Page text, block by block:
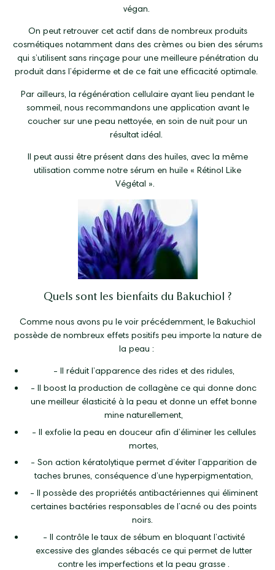
végan.
On peut retrouver cet actif dans de nombreux produits
cosmétiques notamment dans des crèmes ou bien des sérums
qui s’utilisent sans rinçage pour une meilleure pénétration du
produit dans l’épiderme et de ce fait une efficacité optimale.
Par ailleurs, la régénération cellulaire ayant lieu pendant le
sommeil, nous recommandons une application avant le
coucher sur une peau nettoyée, en soin de nuit pour un
résultat idéal.
Il peut aussi être présent dans des huiles, avec la même
utilisation comme notre sérum en huile « Rétinol Like
Végétal ».
Quels sont les bienfaits du Bakuchiol ?
Comme nous avons pu le voir précédemment, le Bakuchiol
possède de nombreux effets positifs peu importe la nature de
la peau :
- Il réduit l’apparence des rides et des ridules,
- Il boost la production de collagène ce qui donne donc
une meilleur élasticité à la peau et donne un effet bonne
mine naturellement,
- Il exfolie la peau en douceur afin d’éliminer les cellules
mortes,
- Son action kératolytique permet d’éviter l’apparition de
taches brunes, conséquence d’une hyperpigmentation,
- Il possède des propriétés antibactériennes qui éliminent
certaines bactéries responsables de l’acné ou des points
noirs.
- Il contrôle le taux de sébum en bloquant l’activité
excessive des glandes sébacés ce qui permet de lutter
contre les imperfections et la peau grasse .